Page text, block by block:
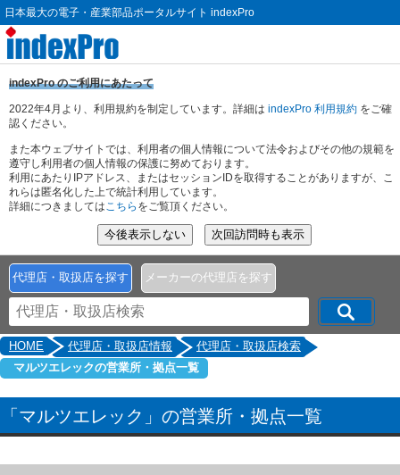
日本最大の電子・産業部品ポータルサイト indexPro
indexPro のご利用にあたって
2022年4月より、利用規約を制定しています。詳細は indexPro 利用規約 をご確
認ください。
また本ウェブサイトでは、利用者の個人情報について法令およびその他の規範を
遵守し利用者の個人情報の保護に努めております。
利用にあたりIPアドレス、またはセッションIDを取得することがありますが、こ
れらは匿名化した上で統計利用しています。
詳細につきましてはこちら をご覧頂ください。
代理店・取扱店を探す メーカーの代理店を探す
HOME 代理店・取扱店情報
代理店・取扱店検索
マルツエレックの営業所・拠点一覧
「マルツエレック」の営業所・拠点一覧